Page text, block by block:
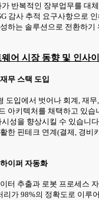
반복적인 장부업무를 대
감사 추적 요구사항으로
하는 솔루션으로 전환하기
어 시장 동향 및 인사
무 스택 도입
도입에서 벗어나 회계, 재
아키텍처를 채택하고 있습
성을 향상시킬 수 있습니
한 핀테크 연계(결제, 경비
이퍼 자동화
터 추출과 로봇 프로세스
리가 98%의 정확도로 이루